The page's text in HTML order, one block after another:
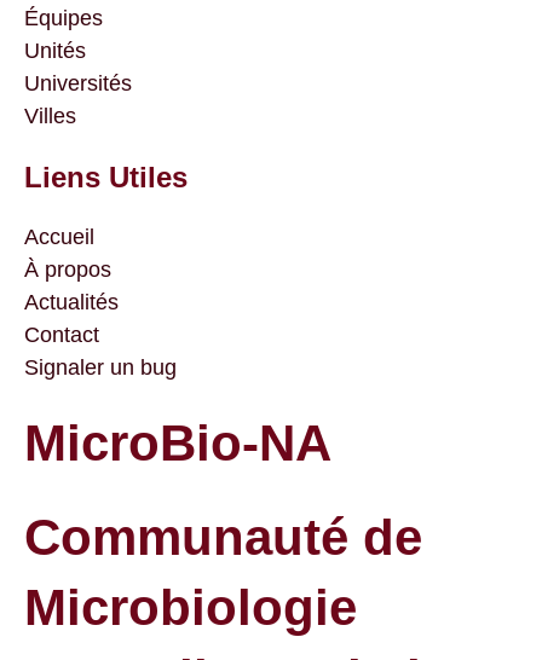
Équipes
Unités
Universités
Villes
Liens Utiles
Accueil
À propos
Actualités
Contact
Signaler un bug
MicroBio-NA
Communauté de
Microbiologie